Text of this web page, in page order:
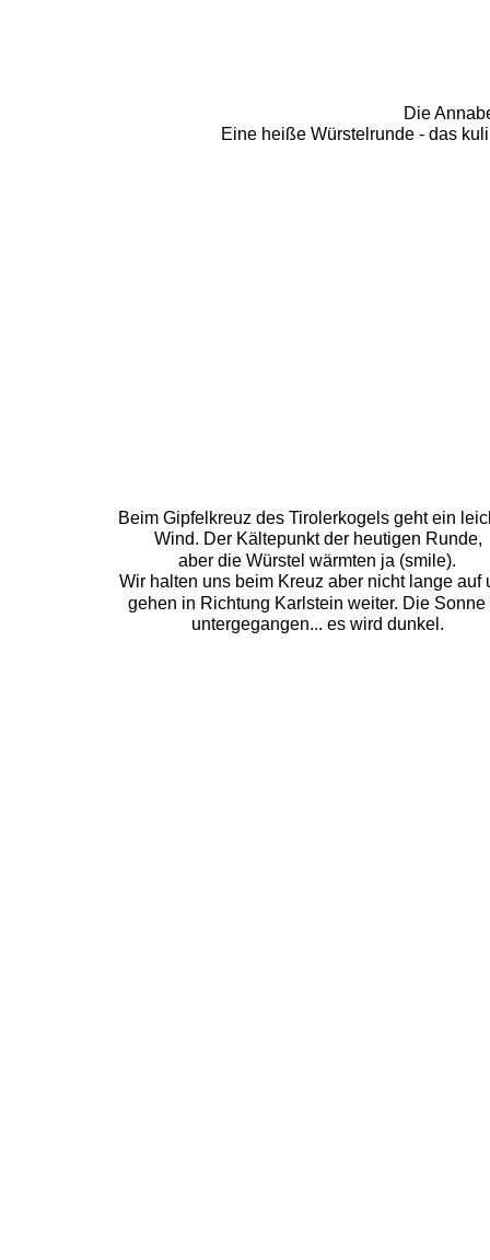
Die
Eine heiße Würstelrunde - das
Beim Gipfelkreuz des Tirolerkogels geht ein
Wind. Der Kältepunkt der heutigen Runde,
aber die Würstel wärmten ja (smile).
Wir halten uns beim Kreuz aber nicht lange auf
gehen in Richtung Karlstein weiter. Die
untergegangen... es wird dunkel.